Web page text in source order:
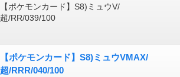
【ポケモンカード】S8)ミュウV/
超/RR/039/100
【ポケモンカード】S8)ミュウVMAX/
超/RRR/040/100